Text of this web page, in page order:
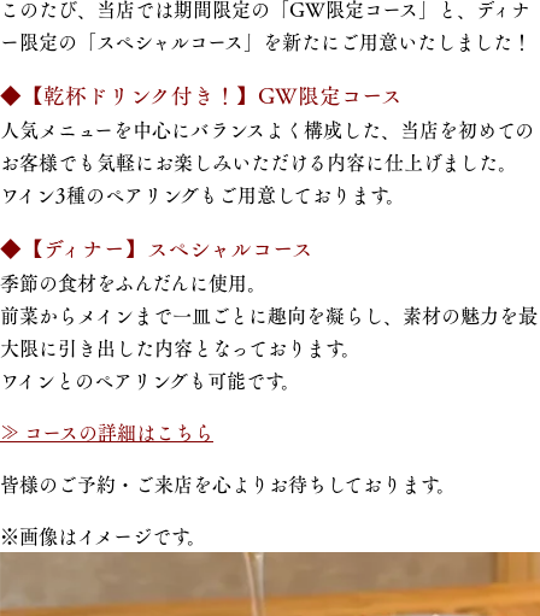
このたび、当店では期間限定の「GW限定コース」と、ディナ
ー限定の「スペシャルコース」を新たにご用意いたしました！
◆【乾杯ドリンク付き！】GW限定コース
人気メニューを中心にバランスよく構成した、当店を初めての
お客様でも気軽にお楽しみいただける内容に仕上げました。
ワイン3種のペアリングもご用意しております。
◆【ディナー】スペシャルコース
季節の食材をふんだんに使用。
前菜からメインまで一皿ごとに趣向を凝らし、素材の魅力を最
大限に引き出した内容となっております。
ワインとのペアリングも可能です。
≫ コースの詳細はこちら
皆様のご予約・ご来店を心よりお待ちしております。
※画像はイメージです。